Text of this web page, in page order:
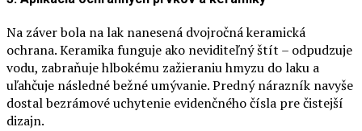
Na záver bola na lak nanesená dvojročná keramická
ochrana. Keramika funguje ako neviditeľný štít – odpudzuje
vodu, zabraňuje hlbokému zažieraniu hmyzu do laku a
uľahčuje následné bežné umývanie. Predný nárazník navyše
dostal bezrámové uchytenie evidenčného čísla pre čistejší
dizajn.